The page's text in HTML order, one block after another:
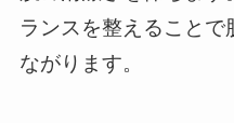
ランスを整えること
ながります。